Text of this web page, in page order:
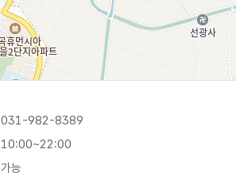
031-982-8389
10:00~22:00
가능